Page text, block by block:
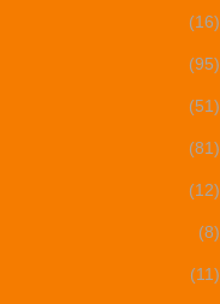
(16)
(95)
(51)
(81)
(12)
(8)
(11)